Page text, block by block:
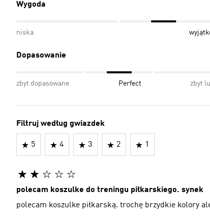
Wygoda
niska
Dopasowanie
zbyt dopasowane Perfect zbyt
Filtruj według gwiazdek
5 4 3 2 1
polecam koszulke do treningu piłkarskiego. synek
polecam koszulke piłkarską. trochę brzydkie kolory